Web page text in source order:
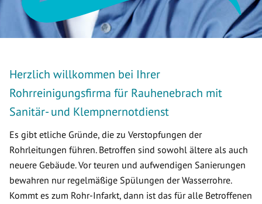
Herzlich willkommen bei Ihrer
Rohrreinigungsfirma für Rauhenebrach mit
Sanitär- und Klempnernotdienst
Es gibt etliche Gründe, die zu Verstopfungen der
Rohrleitungen führen. Betroffen sind sowohl ältere als auch
neuere Gebäude. Vor teuren und aufwendigen Sanierungen
bewahren nur regelmäßige Spülungen der Wasserrohre.
Kommt es zum Rohr-Infarkt, dann ist das für alle Betroffenen